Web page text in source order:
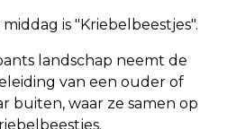
is "Kriebelbeestjes".
landschap neemt de
van een ouder of
buiten, waar ze samen op